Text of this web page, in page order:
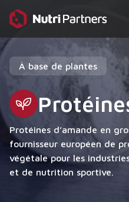
À base de plantes
Protéines d’amande en
fournisseur européen de
végétale pour les
et de nutrition sportive.